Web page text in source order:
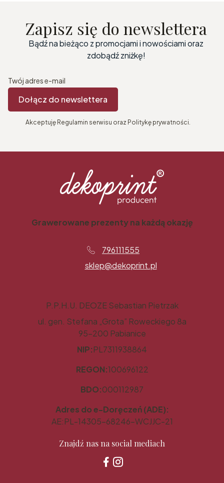
Zapisz się do newslettera
Bądź na bieżąco z promocjami i nowościami oraz
zdobądź zniżkę!
Twój adres e-mail
Dołącz do newslettera
Akceptuję Regulamin serwisu oraz Politykę prywatności.
Grawerowane prezenty na każdą okazję
796111555
sklep@dekoprint.pl
P.P.H.U. DEOZE Sebastian Pietrzak
ul. gen. Stefana „Grota” Roweckiego 8a
95-200 Pabianice
NIP:PL7311938864
REGON:100696122
BDO:000112987
Adres do e-Doręczeń (ADE):
AE:PL-14305-68246-WCJJC-21
Znajdź nas na social mediach